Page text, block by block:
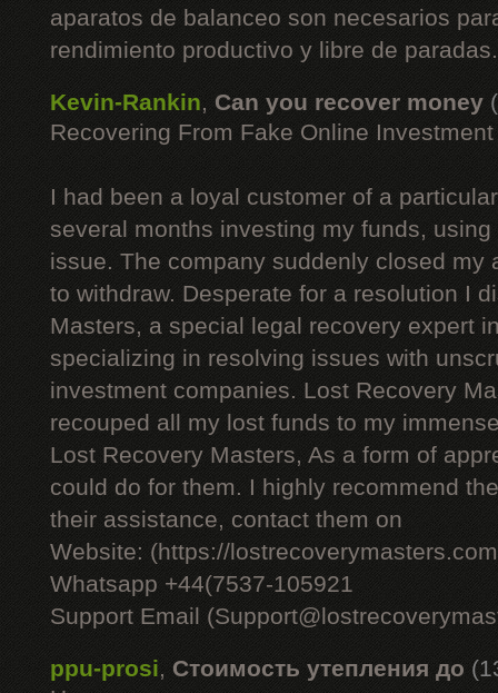
aparatos de balanceo son necesarios
rendimiento productivo y libre de paradas.
Kevin-Rankin, Can you recover money
Recovering From Fake Online
I had been a loyal customer of a
several months investing my funds,
issue. The company suddenly closed my
to withdraw. Desperate for a resolution I
Masters, a special legal recovery expert
specializing in resolving issues with
investment companies. Lost Recovery
recouped all my lost funds to my
Lost Recovery Masters, As a form of
could do for them. I highly recommend
their assistance, contact them on
Website: (https://
Whatsapp +44(7537-105921
Support Email
ppu-prosi, Стоимость утепления до